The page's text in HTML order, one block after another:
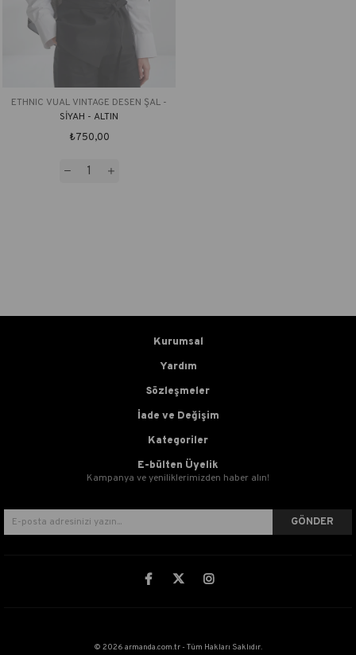
ETHNIC VUAL VINTAGE DESEN ŞAL -
SİYAH - ALTIN
₺750,00
Kurumsal
Yardım
Sözleşmeler
İade ve Değişim
Kategoriler
E-bülten Üyelik
Kampanya ve yeniliklerimizden haber alın!
GÖNDER
© 2026 armanda.com.tr - Tüm Hakları Saklıdır.